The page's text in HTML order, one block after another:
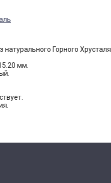
Горного Хрусталя.
мм.